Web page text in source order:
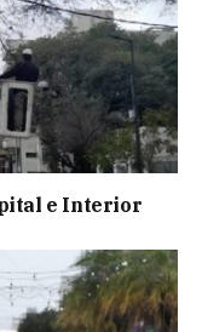
e Interior